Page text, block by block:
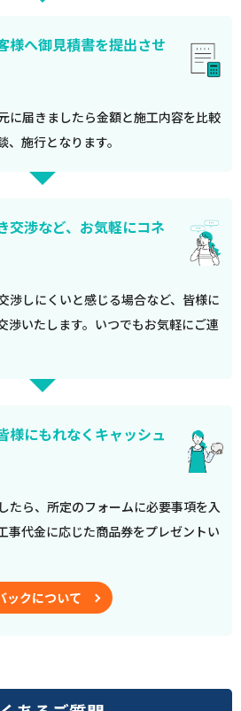
様へ御見積書を提出させ
に届きましたら金額と施工内容を比較
、施行となります。
交渉など、お気軽にコネ
渉しにくいと感じる場合など、皆様に
渉いたします。いつでもお気軽にご連
様にもれなくキャッシュ
たら、所定のフォームに必要事項を入
事代金に応じた商品券をプレゼントい
ックについて